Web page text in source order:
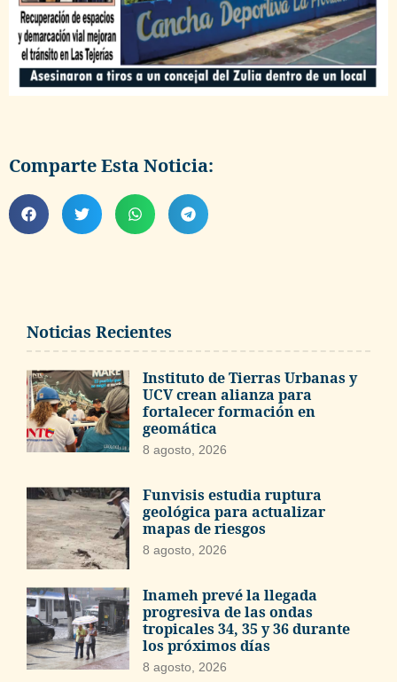
Noticias Recientes
Instituto de Tierras Urbanas y
UCV crean alianza para
fortalecer formación en
geomática
8 agosto, 2026
Funvisis estudia ruptura
geológica para actualizar
mapas de riesgos
8 agosto, 2026
Inameh prevé la llegada
progresiva de las ondas
tropicales 34, 35 y 36 durante
los próximos días
8 agosto, 2026
Comparte Esta Noticia: